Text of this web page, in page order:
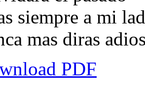
siempre a mi
mas diras
PDF